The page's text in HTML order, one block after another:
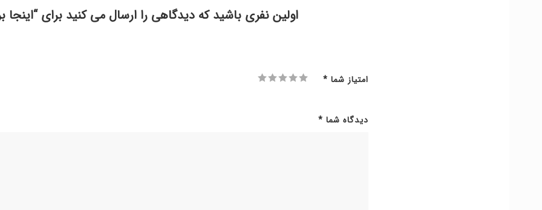
اولین نفری باشید که دیدگاهی را ارسال می کنید برای “اینجا
امتیاز شما *
دیدگاه شما *